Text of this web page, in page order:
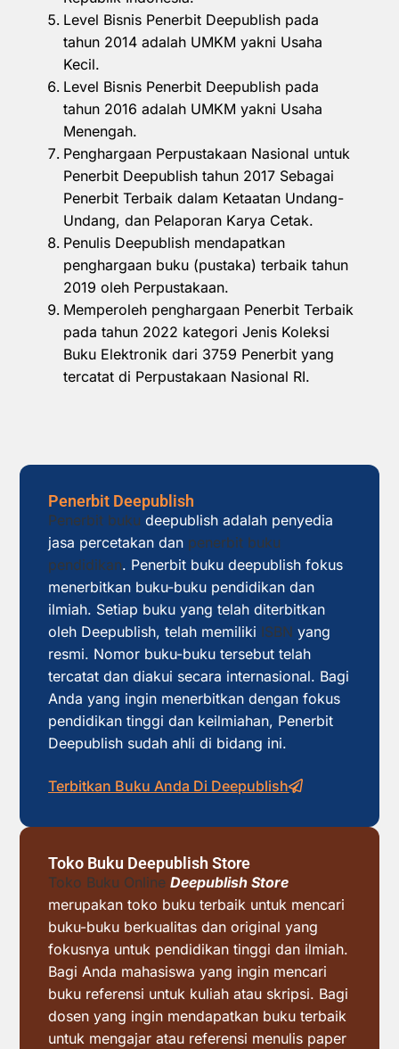
Level Bisnis Penerbit Deepublish pada
tahun 2014 adalah UMKM yakni Usaha
Kecil.
Level Bisnis Penerbit Deepublish pada
tahun 2016 adalah UMKM yakni Usaha
Menengah.
Penghargaan Perpustakaan Nasional untuk
Penerbit Deepublish tahun 2017 Sebagai
Penerbit Terbaik dalam Ketaatan Undang-
Undang, dan Pelaporan Karya Cetak.
Penulis Deepublish mendapatkan
penghargaan buku (pustaka) terbaik tahun
2019 oleh Perpustakaan.
Memperoleh penghargaan Penerbit Terbaik
pada tahun 2022 kategori Jenis Koleksi
Buku Elektronik dari 3759 Penerbit yang
tercatat di Perpustakaan Nasional RI.
Penerbit Deepublish
Penerbit buku deepublish adalah penyedia
jasa percetakan dan penerbit buku
pendidikan. Penerbit buku deepublish fokus
menerbitkan buku-buku pendidikan dan
ilmiah. Setiap buku yang telah diterbitkan
oleh Deepublish, telah memiliki ISBN yang
resmi. Nomor buku-buku tersebut telah
tercatat dan diakui secara internasional. Bagi
Anda yang ingin menerbitkan dengan fokus
pendidikan tinggi dan keilmiahan, Penerbit
Deepublish sudah ahli di bidang ini.
Terbitkan Buku Anda Di Deepublish
Toko Buku Deepublish Store
Toko Buku Online Deepublish Store
merupakan toko buku terbaik untuk mencari
buku-buku berkualitas dan original yang
fokusnya untuk pendidikan tinggi dan ilmiah.
Bagi Anda mahasiswa yang ingin mencari
buku referensi untuk kuliah atau skripsi. Bagi
dosen yang ingin mendapatkan buku terbaik
untuk mengajar atau referensi menulis paper